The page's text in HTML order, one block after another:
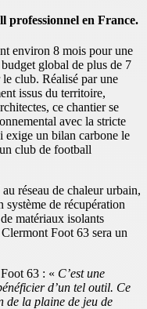
professionnel en France.
environ 8 mois pour une
global de plus de 7
club. Réalisé par une
issus du territoire,
ce chantier se
avec la stricte
exige un bilan carbone le
club de football
réseau de chaleur urbain,
système de récupération
matériaux isolants
Foot 63 sera un
63 : « C’est une
d’un tel outil. Ce
de la plaine de jeu de